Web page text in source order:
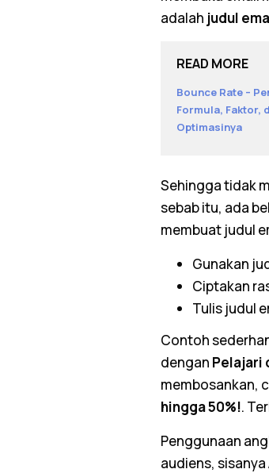
adalah judul
READ MORE
Bounce Rate –
Formula, Faktor,
Optimasinya
Sehingga tidak
sebab itu, ada
membuat judul
Gunakan
Ciptakan
Tulis judul
Contoh
dengan Pelajari
membosankan,
hingga 50%!.
Penggunaan
audiens,